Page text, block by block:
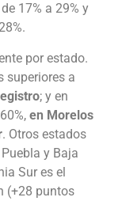
17% a 29% y
por estado.
superiores a
; y en
en Morelos
. Otros estados
y Baja
Sur es el
(+28 puntos